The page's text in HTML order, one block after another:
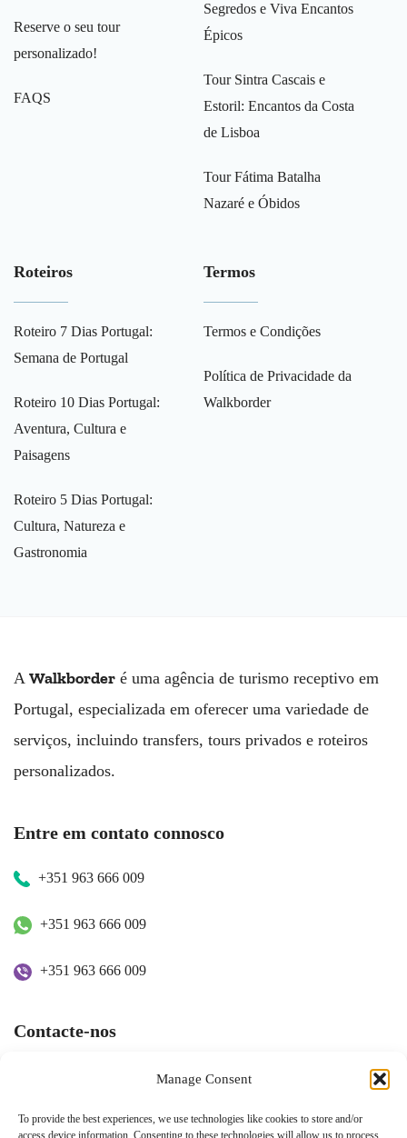
Manage Consent
To provide the best experiences, we use technologies like cookies to store and/or
access device information. Consenting to these technologies will allow us to process
Reserve o seu tour
personalizado!
FAQS
Segredos e Viva Encantos
Épicos
Tour Sintra Cascais e
Estoril: Encantos da Costa
de Lisboa
Tour Fátima Batalha
Nazaré e Óbidos
Roteiros
Roteiro 7 Dias Portugal:
Semana de Portugal
Roteiro 10 Dias Portugal:
Aventura, Cultura e
Paisagens
Roteiro 5 Dias Portugal:
Cultura, Natureza e
Gastronomia
Termos
Termos e Condições
Política de Privacidade da
Walkborder
A Walkborder é uma agência de turismo receptivo em
Portugal, especializada em oferecer uma variedade de
serviços, incluindo transfers, tours privados e roteiros
personalizados.
Entre em contato connosco
+351 963 666 009
+351 963 666 009
+351 963 666 009
Contacte-nos
hugo.walkborder@gmail.com